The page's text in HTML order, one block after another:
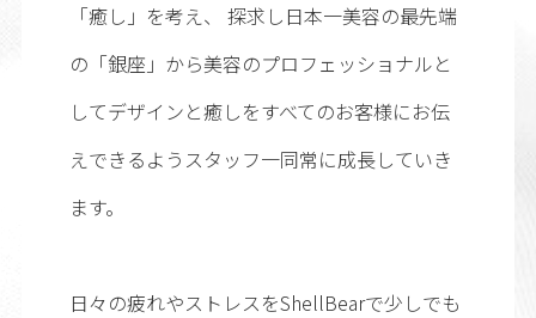
「癒し」を考え、 探求し日本一美容の最先端
の「銀座」から美容のプロフェッショナルと
してデザインと癒しをすべてのお客様にお伝
えできるようスタッフ一同常に成長していき
ます。
日々の疲れやストレスをShellBearで少しでも